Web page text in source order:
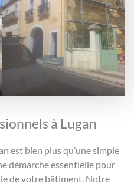
à Lugan
est bien plus qu’une simple
démarche essentielle pour
de votre bâtiment. Notre